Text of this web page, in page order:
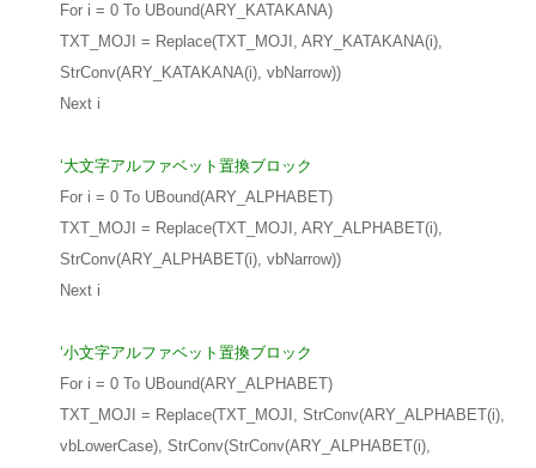
For i = 0 To UBound(ARY_KATAKANA)
TXT_MOJI = Replace(TXT_MOJI, ARY_KATAKANA(i),
StrConv(ARY_KATAKANA(i), vbNarrow))
Next i
‘大文字アルファベット置換ブロック
For i = 0 To UBound(ARY_ALPHABET)
TXT_MOJI = Replace(TXT_MOJI, ARY_ALPHABET(i),
StrConv(ARY_ALPHABET(i), vbNarrow))
Next i
‘小文字アルファベット置換ブロック
For i = 0 To UBound(ARY_ALPHABET)
TXT_MOJI = Replace(TXT_MOJI, StrConv(ARY_ALPHABET(i),
vbLowerCase), StrConv(StrConv(ARY_ALPHABET(i),